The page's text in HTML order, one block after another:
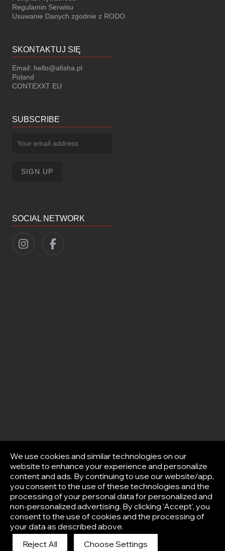
Regulamin Serwisu
Usuwanie Danych zgodnie z RODO
SKONTAKTUJ SIĘ
Email: hello@afisha.pl
Poland
CONTEXXT EU
SUBSCRIBE
SOCIAL NETWORK
We use cookies and similar technologies on our
website to enhance your experience and personalize
content and ads. By continuing to use our website/app,
you consent to the use of these technologies and the
processing of your personal data for personalized and
non-personalized advertising. By clicking 'Accept', you
consent to the use of cookies and the processing of
your data as described above.
Reject All
Choose Settings